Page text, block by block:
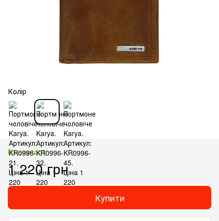
Колір
В наявності
1 220 грн
Купити